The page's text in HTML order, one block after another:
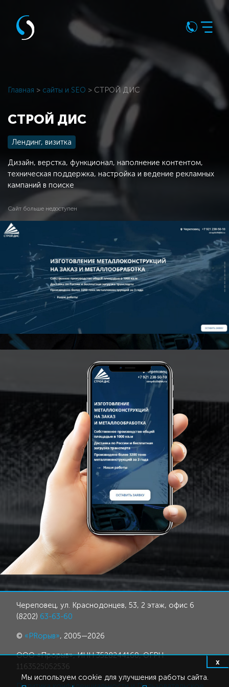
Мы используем cookie для улучшения работы сайта.
x
Главная > сайты и SEO > СТРОЙ ДИС
СТРОЙ ДИС
Лендинг, визитка
Дизайн, верстка, функционал, наполнение контентом,
техническая поддержка, настройка и ведение рекламных
кампаний в поиске
Сайт больше недоступен
Череповец, ул. Краснодонцев, 53, 2 этаж, офис 6
(8202) 63-63-60
© «PRорыв», 2005—2026
ООО «Прорыв», ИНН 3528244160, ОГРН
1163525052536